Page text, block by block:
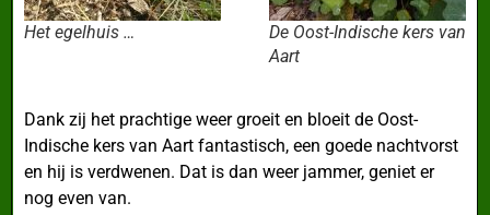
Het egelhuis …
De Oost-Indische kers van
Aart
Dank zij het prachtige weer groeit en bloeit de Oost-
Indische kers van Aart fantastisch, een goede nachtvorst
en hij is verdwenen. Dat is dan weer jammer, geniet er
nog even van.